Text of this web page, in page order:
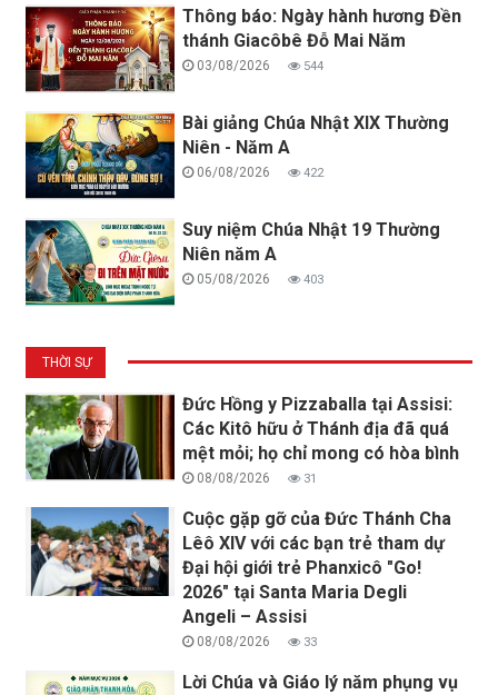
Thông báo: Ngày hành hương Đền
thánh Giacôbê Đỗ Mai Năm
03/08/2026 544
Bài giảng Chúa Nhật XIX Thường
Niên - Năm A
06/08/2026 422
Suy niệm Chúa Nhật 19 Thường
Niên năm A
05/08/2026 403
THỜI SỰ
Đức Hồng y Pizzaballa tại Assisi:
Các Kitô hữu ở Thánh địa đã quá
mệt mỏi; họ chỉ mong có hòa bình
08/08/2026 31
Cuộc gặp gỡ của Đức Thánh Cha
Lêô XIV với các bạn trẻ tham dự
Đại hội giới trẻ Phanxicô "Go!
2026" tại Santa Maria Degli
Angeli – Assisi
08/08/2026 33
Lời Chúa và Giáo lý năm phụng vụ